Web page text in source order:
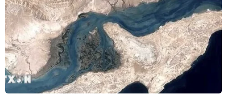
thể và 70 học sinh Hà Nội thể hiện.